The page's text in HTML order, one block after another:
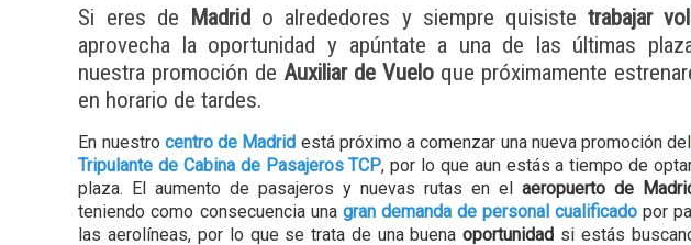
Si eres de Madrido alrededores y siempre quisistetrabajar
aprovecha la oportunidad y apúntate a una de las últimas
nuestra promoción de Auxiliar de Vuelo que próximamente
en horario de tardes.
En nuestro centro de Madrid está próximo a comenzar una nueva promoción
Tripulante de Cabina de Pasajeros TCP, por lo que aun estás a tiempo de
plaza. El aumento de pasajeros y nuevas rutas en el aeropuerto de
teniendo como consecuencia una gran demanda de personal cualificado por
las aerolíneas, por lo que se trata de una buenaoportunidad si estás